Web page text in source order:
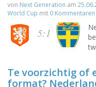
von Next Generation am
World Cup mit 0 Kommentaren
5:1
Te voorzichtig of
format?